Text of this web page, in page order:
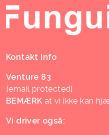
Kontakt info
Venture 83
[email protected]
BEMÆRK at vi ikke kan
Vi driver også: